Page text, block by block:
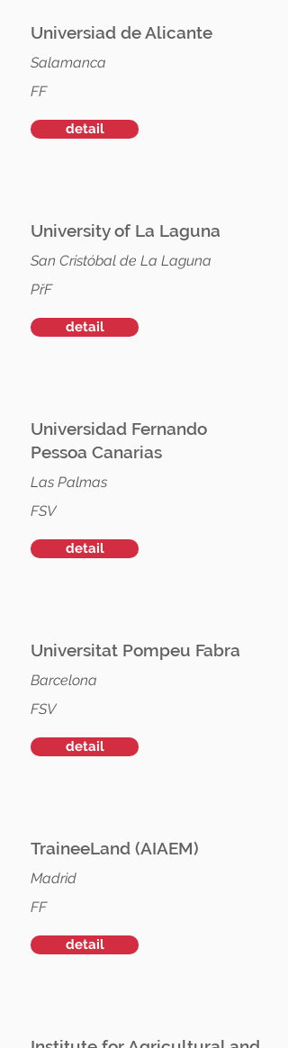
Universiad de Alicante
Salamanca
FF
detail
University of La Laguna
San Cristóbal de La Laguna
PřF
detail
Universidad Fernando
Pessoa Canarias
Las Palmas
FSV
detail
Universitat Pompeu Fabra
Barcelona
FSV
detail
TraineeLand (AIAEM)
Madrid
FF
detail